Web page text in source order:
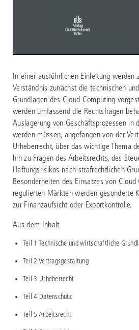
In einer ausführlichen Einleitung werden
Verständnis zunächst die technischen
Grundlagen des Cloud Computing
werden umfassend die Rechtsfragen
Auslagerung von Geschäftsprozessen in
werden müssen, angefangen von der
Urheberrecht, über das wichtige Thema
hin zu Fragen des Arbeitsrechts, des
Haftungsrisikos nach strafrechtlichen
Besonderheiten des Einsatzes von
regulierten Märkten werden gesonderte
zur Finanzaufsicht oder Exportkontrolle.
Aus dem Inhalt
Teil 1 Technische und wirtschaftliche
Teil 2 Vertragsgestaltung
Teil 3 Urheberrecht
Teil 4 Datenschutz
Teil 5 Arbeitsrecht